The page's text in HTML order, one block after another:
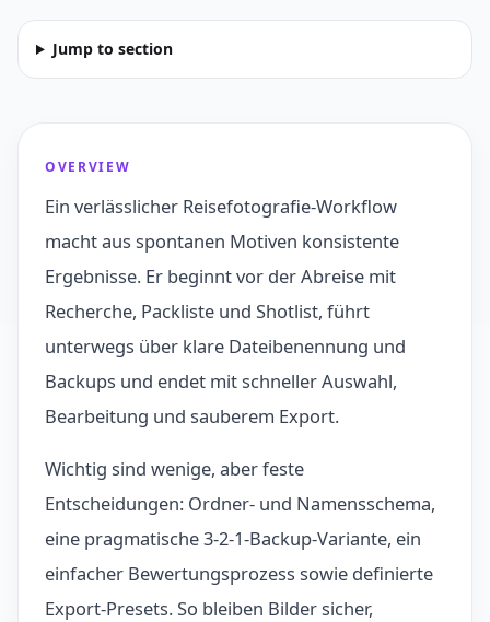
Jump to section
OVERVIEW
Ein verlässlicher Reisefotografie-Workflow
macht aus spontanen Motiven konsistente
Ergebnisse. Er beginnt vor der Abreise mit
Recherche, Packliste und Shotlist, führt
unterwegs über klare Dateibenennung und
Backups und endet mit schneller Auswahl,
Bearbeitung und sauberem Export.
Wichtig sind wenige, aber feste
Entscheidungen: Ordner- und Namensschema,
eine pragmatische 3-2-1-Backup-Variante, ein
einfacher Bewertungsprozess sowie definierte
Export-Presets. So bleiben Bilder sicher,